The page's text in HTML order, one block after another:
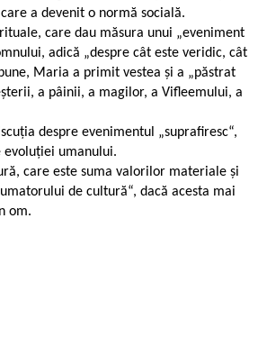
a devenit o normă socială.
care dau măsura unui „eveniment
adică „despre cât este veridic, cât
Maria a primit vestea și a „păstrat
a pâinii, a magilor, a Vifleemului, a
despre evenimentul „suprafiresc“,
evoluției umanului.
care este suma valorilor materiale și
de cultură“, dacă acesta mai
om.